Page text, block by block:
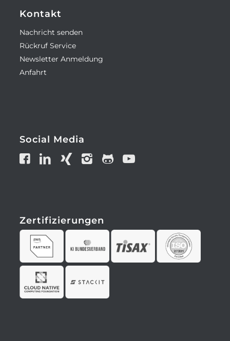
Kontakt
Nachricht senden
Rückruf Service
Newsletter Anmeldung
Anfahrt
Social Media
Zertifizierungen